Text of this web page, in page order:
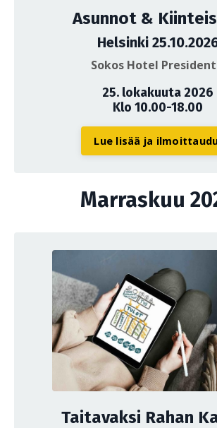
Asunnot &
Helsinki
Sokos Hotel
25. lokakuuta 2026
Klo 10.00-18.00
Lue lisää ja
Marraskuu
Taitavaksi Rahan